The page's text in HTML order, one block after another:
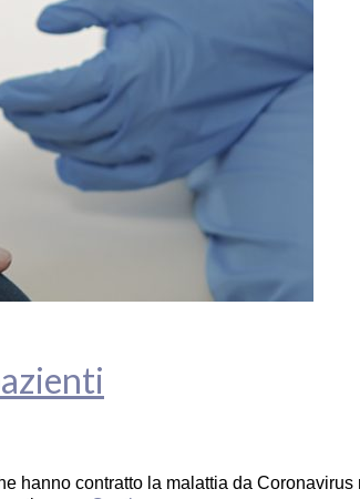
hanno contratto la malattia da